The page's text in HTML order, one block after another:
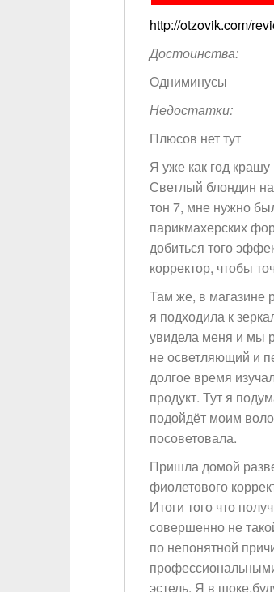
http://otzovik.com/
Достоинства:
Одниминусы
Недостатки:
Плюсов нет тут
Я уже как год
Светлый блондин
тон 7, мне нужно
парикмахерских
добиться того
корректор, чтобы
Там же, в магазине
я подходила к
увидела меня и мы
не осветляющий и
долгое время
продукт. Тут я
подойдёт моим
посоветовала.
Пришла домой
фиолетового
Итоги того что
совершенно не
по непонятной
эстель. Я в